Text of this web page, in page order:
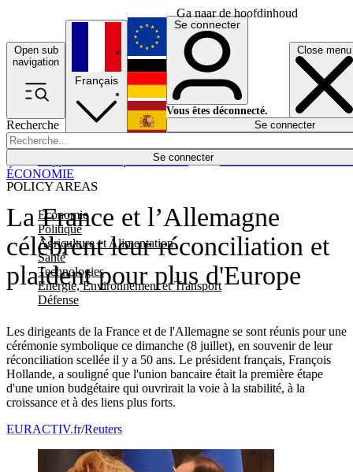
Ga naar de hoofdinhoud
Open sub
navigation
Close menu
Recherche
Se connecter
POLICY AREAS
Economie
Politique
Agriculture et Alimentation
Santé
Technologies
Energie, Environnement et Transport
Défense
Économie
Français
English
Deutsch
Español
Se connecter
Vous êtes déconnecté.
Se connecter
La France et l’Allemagne
célèbrent leur réconciliation et
plaident pour plus d'Europe
Les dirigeants de la France et de l'Allemagne se sont réunis pour une
cérémonie symbolique ce dimanche (8 juillet), en souvenir de leur
réconciliation scellée il y a 50 ans. Le président français, François
Hollande, a souligné que l'union bancaire était la première étape
d'une union budgétaire qui ouvrirait la voie à la stabilité, à la
croissance et à des liens plus forts.
ÉCONOMIE
EURACTIV.fr/Reuters